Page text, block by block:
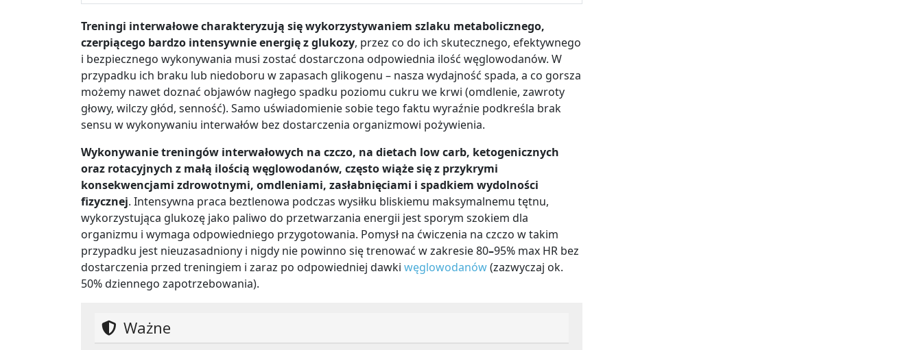
Treningi interwałowe charakteryzują się wykorzystywaniem szlaku metabolicznego,
czerpiącego bardzo intensywnie energię z glukozy, przez co do ich skutecznego, efektywnego
i bezpiecznego wykonywania musi zostać dostarczona odpowiednia ilość węglowodanów. W
przypadku ich braku lub niedoboru w zapasach glikogenu – nasza wydajność spada, a co gorsza
możemy nawet doznać objawów nagłego spadku poziomu cukru we krwi (omdlenie, zawroty
głowy, wilczy głód, senność). Samo uświadomienie sobie tego faktu wyraźnie podkreśla brak
sensu w wykonywaniu interwałów bez dostarczenia organizmowi pożywienia.
Wykonywanie treningów interwałowych na czczo, na dietach low carb, ketogenicznych
oraz rotacyjnych z małą ilością węglowodanów, często wiąże się z przykrymi
konsekwencjami zdrowotnymi, omdleniami, zasłabnięciami i spadkiem wydolności
fizycznej. Intensywna praca beztlenowa podczas wysiłku bliskiemu maksymalnemu tętnu,
wykorzystująca glukozę jako paliwo do przetwarzania energii jest sporym szokiem dla
organizmu i wymaga odpowiedniego przygotowania. Pomysł na ćwiczenia na czczo w takim
przypadku jest nieuzasadniony i nigdy nie powinno się trenować w zakresie 80–95% max HR bez
dostarczenia przed treningiem i zaraz po odpowiedniej dawki węglowodanów(zazwyczaj ok.
50% dziennego zapotrzebowania).
Ważne